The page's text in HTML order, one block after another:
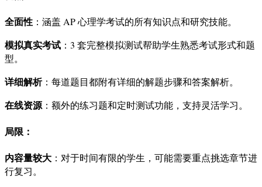
全面性 ：涵盖 AP 心理学考试的所有知识点和研究技能。
模拟真实考试 ：3 套完整模拟测试帮助学生熟悉考试形式和题
型。
详细解析：每道题目都附有详细的解题步骤和答案解析。
在线资源 ：额外的练习题和定时测试功能，支持灵活学习。
局限 ：
内容量较大 ：对于时间有限的学生，可能需要重点挑选章节进
行复习。